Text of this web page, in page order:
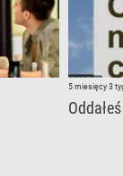
5 miesięcy 3